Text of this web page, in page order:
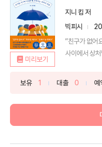
미리보기
지니 킴 저
빅피시
“친구가 없어
사이에서 상
보유 1 대출 0 예